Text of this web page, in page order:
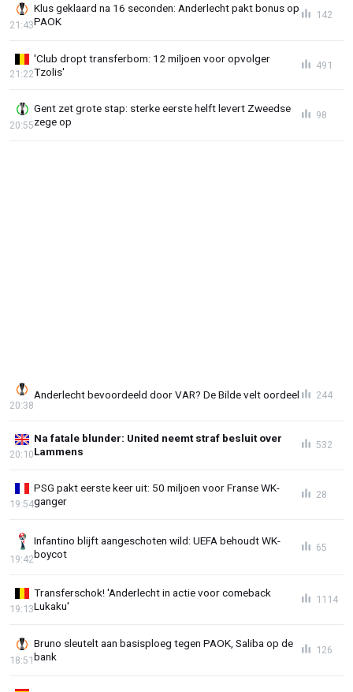
Klus geklaard na 16 seconden: Anderlecht pakt bonus op
PAOK
21:43
142
'Club dropt transferbom: 12 miljoen voor opvolger
Tzolis'
21:22
491
Gent zet grote stap: sterke eerste helft levert Zweedse
zege op
20:55
98
Anderlecht bevoordeeld door VAR? De Bilde velt oordeel
20:38
244
Na fatale blunder: United neemt straf besluit over
Lammens
20:10
532
PSG pakt eerste keer uit: 50 miljoen voor Franse WK-
ganger
19:54
28
Infantino blijft aangeschoten wild: UEFA behoudt WK-
boycot
19:42
65
Transferschok! 'Anderlecht in actie voor comeback
Lukaku'
19:13
1114
Bruno sleutelt aan basisploeg tegen PAOK, Saliba op de
bank
18:51
126